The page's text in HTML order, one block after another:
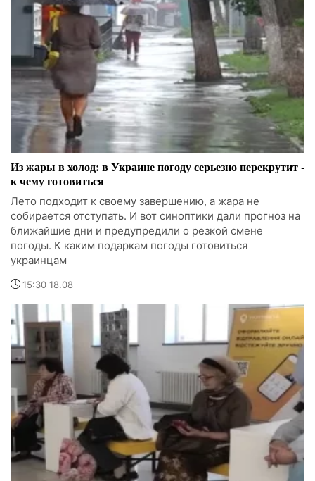
Из жары в холод: в Украине погоду серьезно перекрутит -
к чему готовиться
Лето подходит к своему завершению, а жара не
собирается отступать. И вот синоптики дали прогноз на
ближайшие дни и предупредили о резкой смене
погоды. К каким подаркам погоды готовиться
украинцам
15:30 18.08